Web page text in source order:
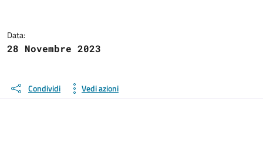
Data:
28 Novembre 2023
Condividi Vedi azioni